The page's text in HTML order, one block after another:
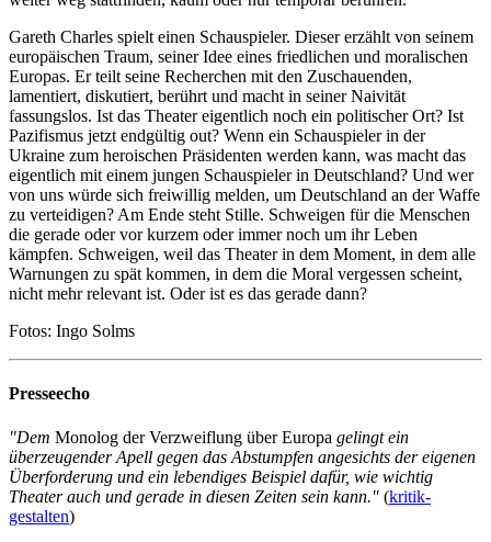
Gareth Charles spielt einen Schauspieler. Dieser erzählt von seinem
europäischen Traum, seiner Idee eines friedlichen und moralischen
Europas. Er teilt seine Recherchen mit den Zuschauenden,
lamentiert, diskutiert, berührt und macht in seiner Naivität
fassungslos. Ist das Theater eigentlich noch ein politischer Ort? Ist
Pazifismus jetzt endgültig out? Wenn ein Schauspieler in der
Ukraine zum heroischen Präsidenten werden kann, was macht das
eigentlich mit einem jungen Schauspieler in Deutschland? Und wer
von uns würde sich freiwillig melden, um Deutschland an der Waffe
zu verteidigen? Am Ende steht Stille. Schweigen für die Menschen
die gerade oder vor kurzem oder immer noch um ihr Leben
kämpfen. Schweigen, weil das Theater in dem Moment, in dem alle
Warnungen zu spät kommen, in dem die Moral vergessen scheint,
nicht mehr relevant ist. Oder ist es das gerade dann?
Fotos: Ingo Solms
Presseecho
"Dem Monolog der Verzweiflung über Europa gelingt ein
überzeugender Apell gegen das Abstumpfen angesichts der eigenen
Überforderung und ein lebendiges Beispiel dafür, wie wichtig
Theater auch und gerade in diesen Zeiten sein kann." (kritik-
gestalten)